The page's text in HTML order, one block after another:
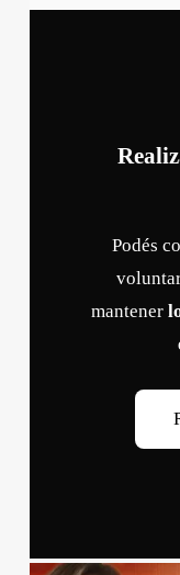
Podés
mantener